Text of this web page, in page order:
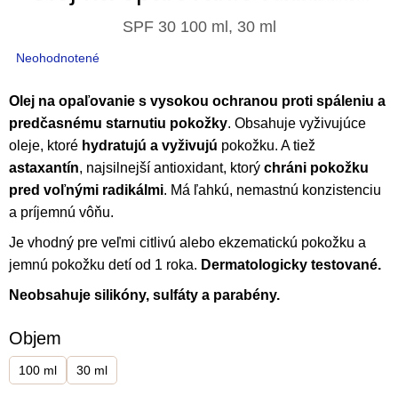
SPF 30100 ml, 30 ml
Priemerné
produktu
je
0,0
z
5
hviezdičiek.
Neohodnotené
Olej na opaľovanie s vysokou ochranou proti spáleniu a
predčasnému starnutiu pokožky. Obsahuje vyživujúce
oleje, ktoré hydratujú a vyživujú pokožku. A tiež
astaxantín, najsilnejší antioxidant, ktorý chráni pokožku
pred voľnými radikálmi. Má ľahkú, nemastnú konzistenciu
a príjemnú vôňu.
Je vhodný pre veľmi citlivú alebo ekzematickú pokožku a
jemnú pokožku detí od 1 roka. Dermatologicky testované.
Neobsahuje silikóny, sulfáty a parabény.
Objem
100 ml 30 ml